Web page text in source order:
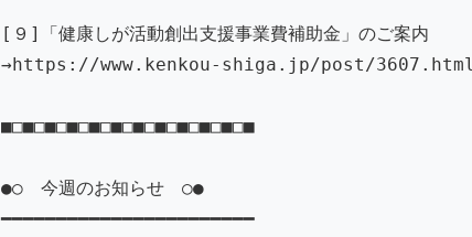
[９]「健康しが活動創出支援事業費補助金」のご案内
→https://www.kenkou-shiga.jp/post/3607.html
■□■□■□■□■□■□■□■□■□■□■□■
●○ 今週のお知らせ ○●
━━━━━━━━━━━━━━━━━━━━━━━